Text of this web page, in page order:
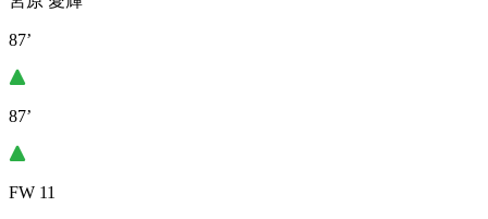
87’
87’
FW 11